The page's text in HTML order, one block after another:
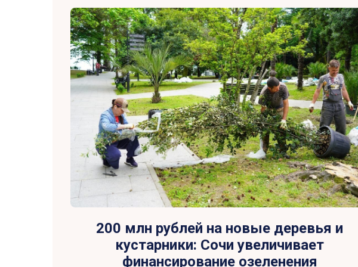
200 млн рублей на новые деревья и
кустарники: Сочи увеличивает
финансирование озеленения